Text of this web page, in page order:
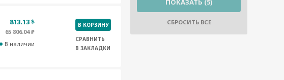
813.13 $
65 806.04 ₽
В наличии
В КОРЗИНУ
СРАВНИТЬ
В ЗАКЛАДКИ